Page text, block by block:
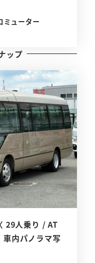
ューター
ップ
人乗り / AT
ラマ写